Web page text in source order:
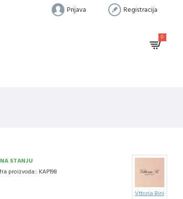
Prijava Registracija
0
NA STANJU
proizvoda:: KAP198
Vttoria Bini